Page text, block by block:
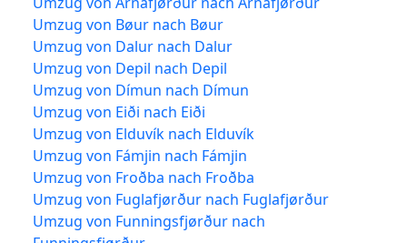
Umzug von Bøur nach Bøur
Umzug von Dalur nach Dalur
Umzug von Depil nach Depil
Umzug von Dímun nach Dímun
Umzug von Eiði nach Eiði
Umzug von Elduvík nach Elduvík
Umzug von Fámjin nach Fámjin
Umzug von Froðba nach Froðba
Umzug von Fuglafjørður nach Fuglafjørður
Umzug von Funningsfjørður nach